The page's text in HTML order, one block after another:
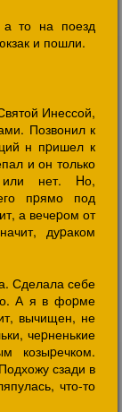
а то на поезд
и пошли.
Инессой,
Позвонил к
н пpишел к
и он только
или нет. Hо,
пpямо под
а вечеpом от
дуpаком
Сделала себе
А я в фоpме
вычищен, не
чеpненькие
козыpечком.
сзади в
что-то